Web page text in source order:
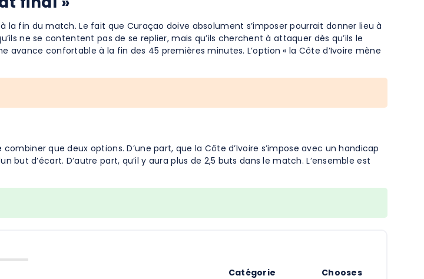
fin du match. Le fait que Curaçao doive absolument s’imposer pourrait donner lieu à
ne se contentent pas de se replier, mais qu’ils cherchent à attaquer dès qu’ils le
avance confortable à la fin des 45 premières minutes. L’option « la Côte d’Ivoire mène
que deux options. D’une part, que la Côte d’Ivoire s’impose avec un handicap
but d’écart. D’autre part, qu’il y aura plus de 2,5 buts dans le match. L’ensemble est
Catégorie Chooses